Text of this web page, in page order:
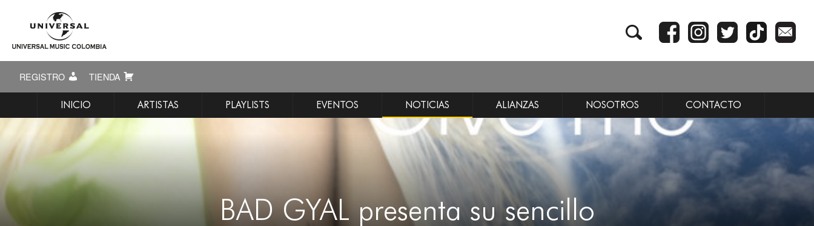
REGISTRO TIENDA
INICIO ARTISTAS PLAYLISTS EVENTOS NOTICIAS ALIANZAS NOSOTROS CONTACTO
BAD GYAL presenta su sencillo